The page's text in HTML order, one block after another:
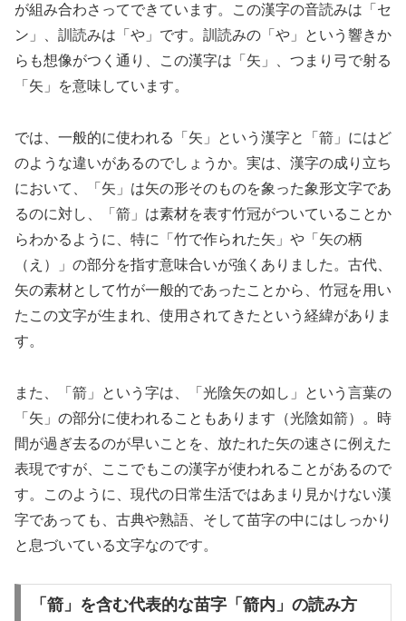
が組み合わさってできています。この漢字の音読みは「セ
ン」、訓読みは「や」です。訓読みの「や」という響きか
らも想像がつく通り、この漢字は「矢」、つまり弓で射る
「矢」を意味しています。
では、一般的に使われる「矢」という漢字と「箭」にはど
のような違いがあるのでしょうか。実は、漢字の成り立ち
において、「矢」は矢の形そのものを象った象形文字であ
るのに対し、「箭」は素材を表す竹冠がついていることか
らわかるように、特に「竹で作られた矢」や「矢の柄
（え）」の部分を指す意味合いが強くありました。古代、
矢の素材として竹が一般的であったことから、竹冠を用い
たこの文字が生まれ、使用されてきたという経緯がありま
す。
また、「箭」という字は、「光陰矢の如し」という言葉の
「矢」の部分に使われることもあります（光陰如箭）。時
間が過ぎ去るのが早いことを、放たれた矢の速さに例えた
表現ですが、ここでもこの漢字が使われることがあるので
す。このように、現代の日常生活ではあまり見かけない漢
字であっても、古典や熟語、そして苗字の中にはしっかり
と息づいている文字なのです。
「箭」を含む代表的な苗字「箭内」の読み方